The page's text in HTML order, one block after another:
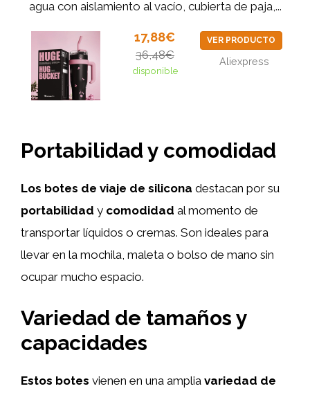
agua con aislamiento al vacío, cubierta de paja,...
17,88€
36,48€
disponible
VER PRODUCTO
Aliexpress
Portabilidad y comodidad
Los botes de viaje de silicona destacan por su
portabilidad y comodidad al momento de
transportar líquidos o cremas. Son ideales para
llevar en la mochila, maleta o bolso de mano sin
ocupar mucho espacio.
Variedad de tamaños y
capacidades
Estos botes vienen en una amplia variedad de